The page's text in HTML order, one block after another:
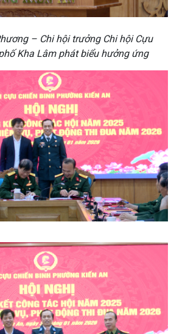
– Chi hội trưởng Chi hội Cựu
Kha Lâm phát biểu hưởng ứng